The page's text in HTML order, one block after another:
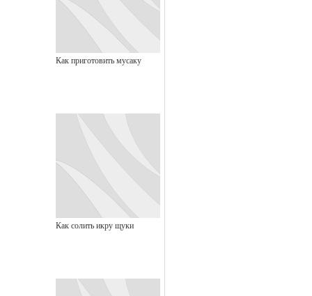
Как приготовить мусаку
Как солить икру щуки